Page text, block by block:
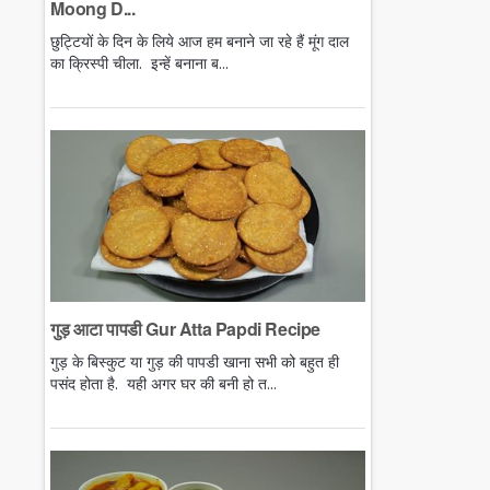
Moong D...
छुट्टियों के दिन के लिये आज हम बनाने जा रहे हैं मूंग दाल
का क्रिस्पी चीला. इन्हें बनाना ब...
गुड़ आटा पापडी Gur Atta Papdi Recipe
गुड़ के बिस्कुट या गुड़ की पापडी खाना सभी को बहुत ही
पसंद होता है. यही अगर घर की बनी हो त...